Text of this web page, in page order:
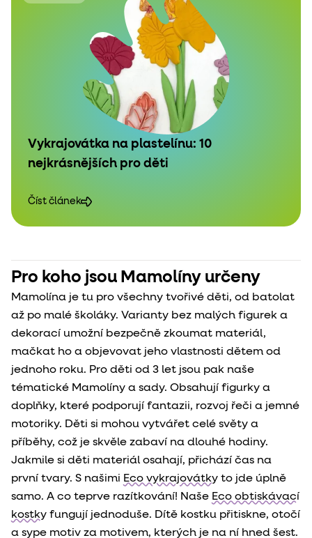
Vykrajovátka na plastelínu: 10
nejkrásnějších pro děti
Číst článek
Pro koho jsou Mamolíny určeny
Mamolína je tu pro všechny tvořivé děti, od batolat
až po malé školáky. Varianty bez malých figurek a
dekorací umožní bezpečně zkoumat materiál,
mačkat ho a objevovat jeho vlastnosti dětem od
jednoho roku. Pro děti od 3 let jsou pak naše
tématické Mamolíny a sady. Obsahují figurky a
doplňky, které podporují fantazii, rozvoj řeči a jemné
motoriky. Děti si mohou vytvářet celé světy a
příběhy, což je skvěle zabaví na dlouhé hodiny.
Jakmile si děti materiál osahají, přichází čas na
první tvary. S našimi Eco vykrajovátky to jde úplně
samo. A co teprve razítkování! Naše Eco obtiskávací
kostky fungují jednoduše. Dítě kostku přitiskne, otočí
a sype motiv za motivem, kterých je na ní hned šest.